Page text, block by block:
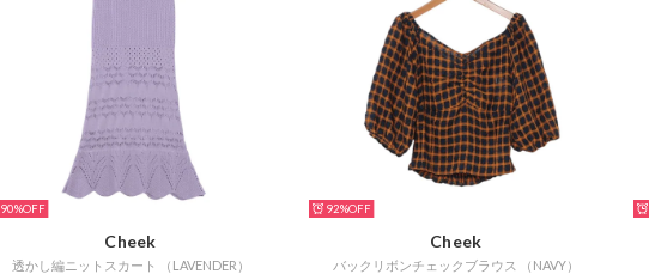
90%
Cheek
透かし編ニットスカート （LAVENDER）
92%
Cheek
バックリボンチェックブラウス （NAVY）